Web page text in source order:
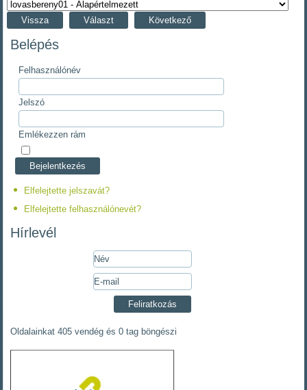
Vissza Választ Következő
Belépés
Felhasználónév
Jelszó
Emlékezzen rám
Elfelejtette jelszavát?
Elfelejtette felhasználónevét?
Hírlevél
Oldalainkat 405 vendég és 0 tag böngészi